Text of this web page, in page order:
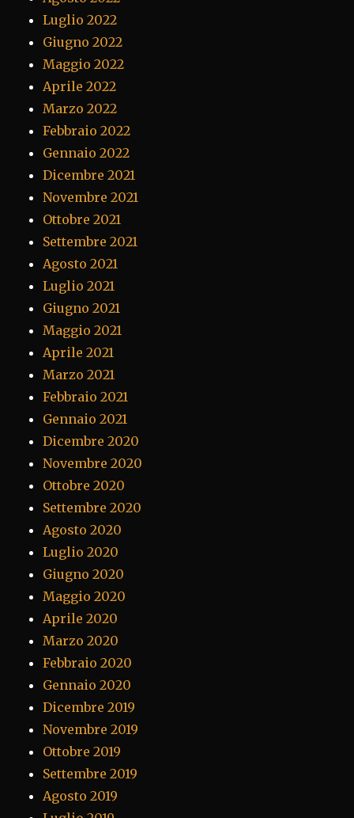
Luglio 2022
Giugno 2022
Maggio 2022
Aprile 2022
Marzo 2022
Febbraio 2022
Gennaio 2022
Dicembre 2021
Novembre 2021
Ottobre 2021
Settembre 2021
Agosto 2021
Luglio 2021
Giugno 2021
Maggio 2021
Aprile 2021
Marzo 2021
Febbraio 2021
Gennaio 2021
Dicembre 2020
Novembre 2020
Ottobre 2020
Settembre 2020
Agosto 2020
Luglio 2020
Giugno 2020
Maggio 2020
Aprile 2020
Marzo 2020
Febbraio 2020
Gennaio 2020
Dicembre 2019
Novembre 2019
Ottobre 2019
Settembre 2019
Agosto 2019